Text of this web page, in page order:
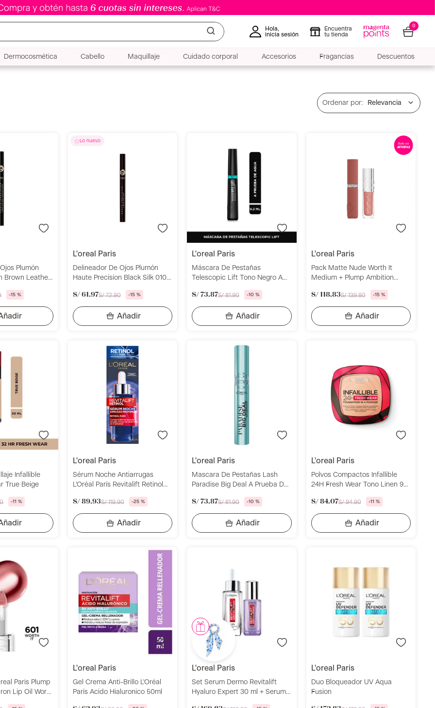
Hola,
inicia sesión
Encuentra
tu tienda
0
Dermocosmética Cabello Maquillaje Cuidado corporal Accesorios Fragancias Descuentos
Relevancia
Plumón
Brown Leather
-15 %
l'oreal paris
Delineador De Ojos Plumón
Haute Precision Black Silk 010
S/ 61 .97S/ 72.90 -15 %
l'oreal paris
Máscara De Pestañas
Telescopic Lift Tono Negro A
S/ 73.87S/ 81.90 -10 %
l'oreal paris
Pack Matte Nude Worth It
Medium + Plump Ambition
S/ 118.83S/ 139.80 -15 %
Infallible
True Beige
-11 %
l'oreal paris
Sérum Noche Antiarrugas
L'Oréal París Revitalift Retinol
S/ 89.93S/ 119.90 -25 %
l'oreal paris
Mascara De Pestañas Lash
Paradise Big Deal A Prueba De
S/ 73.87S/ 81.90 -10 %
l'oreal paris
Polvos Compactos Infallible
24H Fresh Wear Tono Linen 9g
S/ 84.07S/ 94.90 -11 %
Paris Plump
Lip Oil Worth
l'oreal paris
Gel Crema Anti-Brillo L'Oréal
París Acido Hialuronico 50ml
l'oreal paris
Set Serum Dermo Revitalift
Hyaluro Expert 30 ml + Serum
l'oreal paris
Duo Bloqueador UV Aqua
Fusion